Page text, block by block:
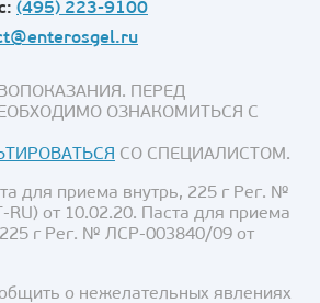
(495) 223-9100
ПЕРЕД
ОЗНАКОМИТЬСЯ С
СО СПЕЦИАЛИСТОМ.
для приема внутрь, 225 г Рег. №
от 10.02.20. Паста для приема
г Рег. № ЛСР-003840/09 от
о нежелательных явлениях